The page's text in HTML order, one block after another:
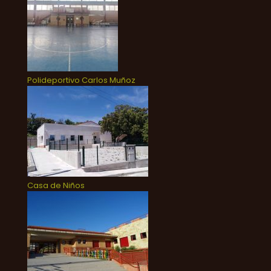
Polideportivo Carlos Muñoz
Casa de Niños